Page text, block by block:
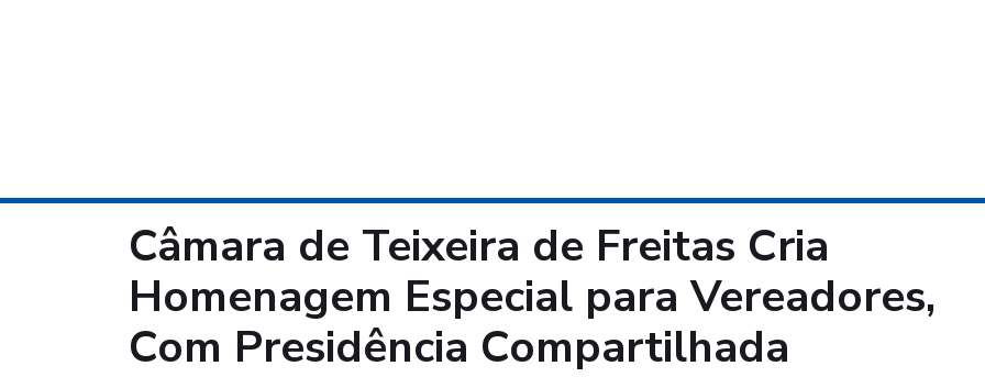
Câmara de Teixeira de Freitas Cria
Homenagem Especial para Vereadores,
Com Presidência Compartilhada